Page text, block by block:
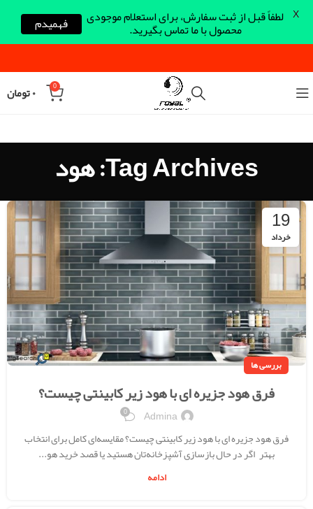
0 ۰تومان
Tag Archives: هود
19
خرداد
بررسی ها
فرق هود جزیره ای با هود زیر کابینتی چیست؟
Admina
0
فرق هود جزیره ای با هود زیر کابینتی چیست؟ مقایسه‌ای کامل برای انتخاب
بهتر اگر در حال بازسازی آشپزخانه‌تان هستید یا قصد خرید هو...
ادامه
لطفاً قبل از ثبت سفارش، برای استعلام موجودی
محصول با ما تماس بگیرید. فهمیدم X